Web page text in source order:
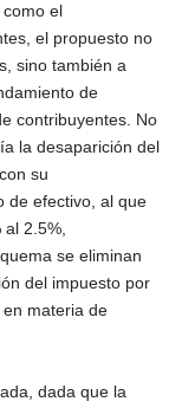
el
el propuesto no
sino también a
de
contribuyentes. No
la desaparición del
su
de efectivo, al que
2.5%,
se eliminan
del impuesto por
materia de
dada que la